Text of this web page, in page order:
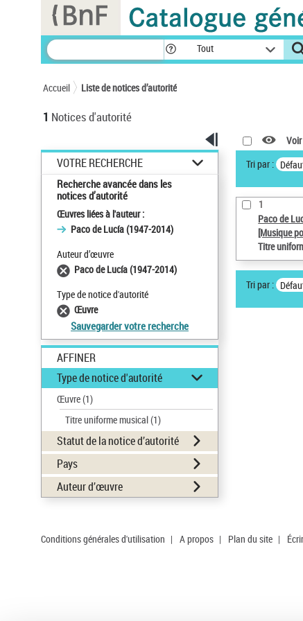
Tout
Accueil Liste de notices d’autorité
1 Notices d'autorité
VOTRE RECHERCHE
Recherche avancée dans les
notices d’autorité
Œuvres liées à l'auteur :
Paco de Lucía (1947-2014)
Auteur d’œuvre
Paco de Lucía (1947-2014)
Type de notice d'autorité
Œuvre
Sauvegarder votre recherche
AFFINER
Type de notice d'autorité
Œuvre(1)
Titre uniforme musical(1)
Statut de la notice d’autorité
Pays
Auteur d’œuvre
Tri par :
1
Paco de
[Musique
Titre
Tri par :
Conditions générales d'utilisation | A propos | Plan du site |
Panneau de gestion des cookies